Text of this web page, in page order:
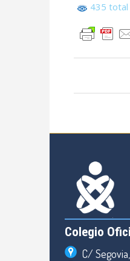
435
Colegio
C/